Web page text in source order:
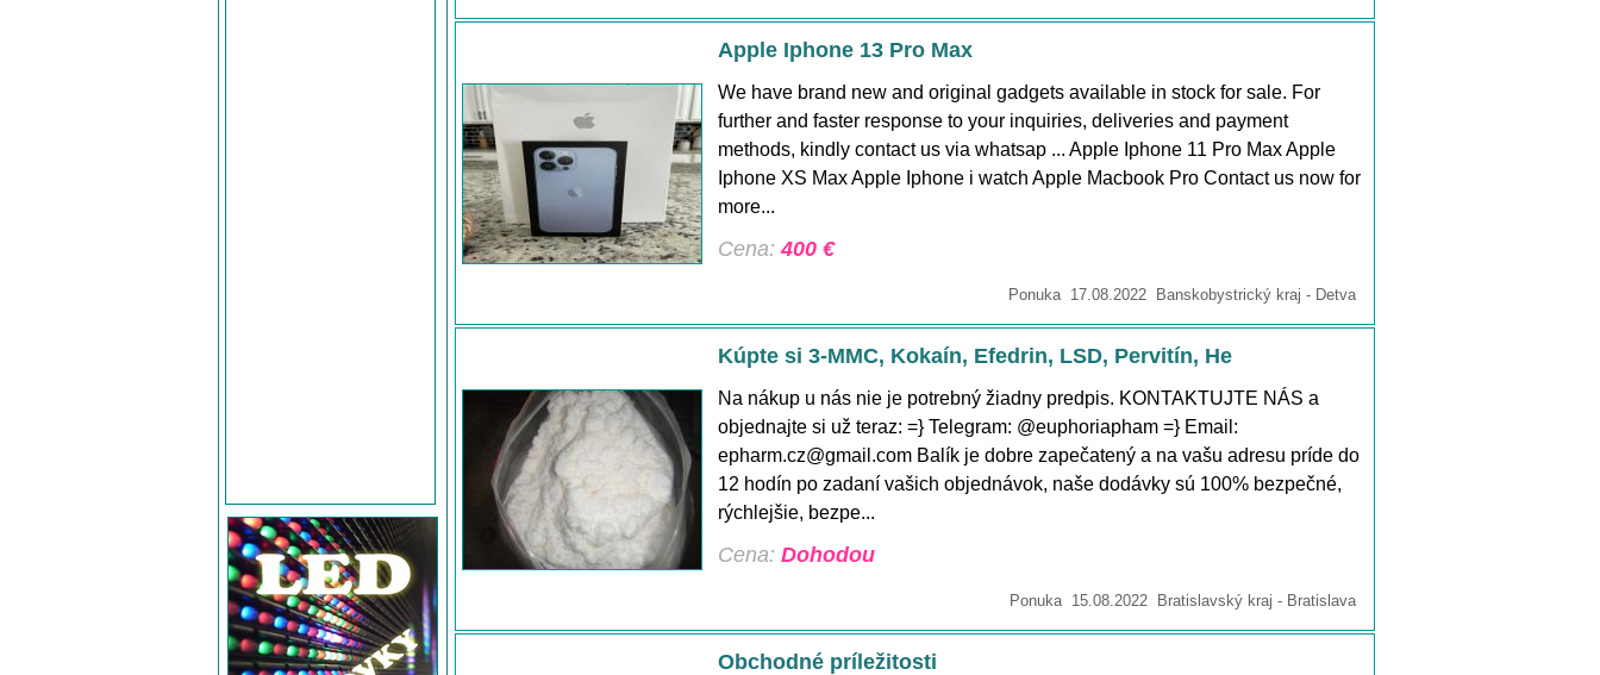
Apple Iphone 13 Pro Max
We have brand new and original gadgets available in stock for sale. For
further and faster response to your inquiries, deliveries and payment
methods, kindly contact us via whatsap ... Apple Iphone 11 Pro Max Apple
Iphone XS Max Apple Iphone i watch Apple Macbook Pro Contact us now for
more...
Cena:400 €
Ponuka 17.08.2022 Banskobystrický kraj - Detva
Kúpte si 3-MMC, Kokaín, Efedrin, LSD, Pervitín, He
Na nákup u nás nie je potrebný žiadny predpis. KONTAKTUJTE NÁS a
objednajte si už teraz: =} Telegram: @euphoriapham =} Email:
epharm.cz@gmail.com Balík je dobre zapečatený a na vašu adresu príde do
12 hodín po zadaní vašich objednávok, naše dodávky sú 100% bezpečné,
rýchlejšie, bezpe...
Cena: Dohodou
Ponuka 15.08.2022 Bratislavský kraj - Bratislava
Obchodné príležitosti